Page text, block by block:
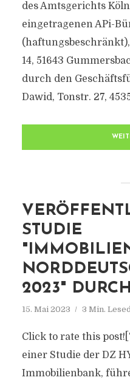
des Amtsgerichts
eingetragenen APi-
14, 51643
durch den
Dawid, Tonstr. 27,
STUDIE
2023"
15. Mai 2023 3 Min.
Click to rate this
einer Studie der DZ
Immobilienbank,